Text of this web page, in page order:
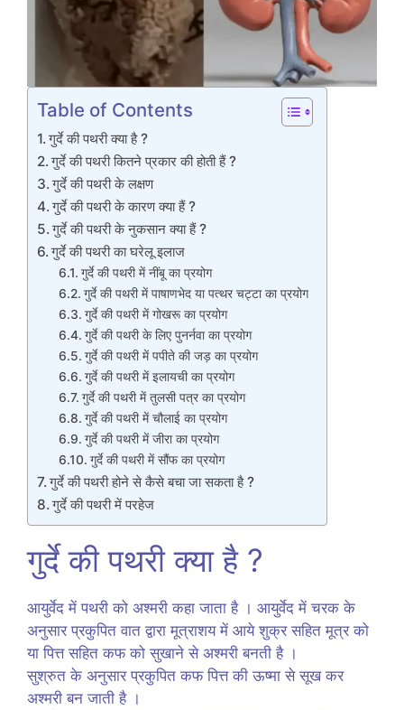
Table of Contents
गुर्दे की पथरी क्या है ?
गुर्दे की पथरी कितने प्रकार की होती हैं ?
गुर्दे की पथरी के लक्षण
गुर्दे की पथरी के कारण क्या हैं ?
गुर्दे की पथरी के नुकसान क्या हैं ?
गुर्दे की पथरी का घरेलू इलाज
गुर्दे की पथरी में नींबू का प्रयोग
गुर्दे की पथरी में पाषाणभेद या पत्थर चट्टा का प्रयोग
गुर्दे की पथरी में गोखरू का प्रयोग
गुर्दे की पथरी के लिए पुनर्नवा का प्रयोग
गुर्दे की पथरी में पपीते की जड़ का प्रयोग
गुर्दे की पथरी में इलायची का प्रयोग
गुर्दे की पथरी में तुलसी पत्र का प्रयोग
गुर्दे की पथरी में चौलाई का प्रयोग
गुर्दे की पथरी में जीरा का प्रयोग
गुर्दे की पथरी में सौंफ का प्रयोग
गुर्दे की पथरी होने से कैसे बचा जा सकता है ?
गुर्दे की पथरी में परहेज
गुर्दे की पथरी क्या है ?
आयुर्वेद में पथरी को अश्मरी कहा जाता है । आयुर्वेद में चरक के
अनुसार प्रकुपित वात द्वारा मूत्राशय में आये शुक्र सहित मूत्र को
या पित्त सहित कफ को सुखाने से अश्मरी बनती है ।
सुश्रुत के अनुसार प्रकुपित कफ पित्त की ऊष्मा से सूख कर
अश्मरी बन जाती है ।